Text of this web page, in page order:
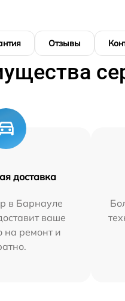
Отзывы
доставка
в Барнауле
ваше
на ремонт и